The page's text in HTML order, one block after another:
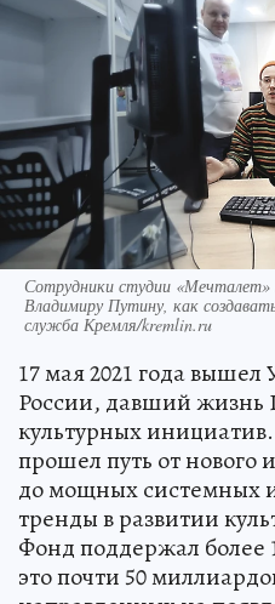
Сотрудники студии «Мечталет»
Владимиру Путину, как
служба Кремля/kremlin.ru
17 мая 2021 года вышел
России, давший жизнь
культурных
прошел путь от нового
до мощных системных
тренды в развитии
Фонд поддержал более
это почти 50